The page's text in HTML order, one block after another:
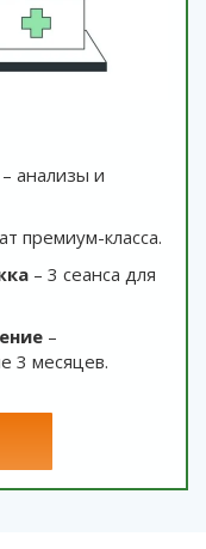
– анализы и
премиум-класса.
– 3 сеанса для
–
3 месяцев.